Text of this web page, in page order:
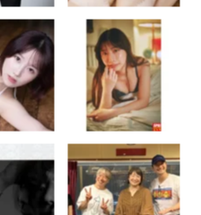
家優輝 出井龍之介 庄島
崇 柏木宏紀 ほか
インメント
東映
ohoku2024/